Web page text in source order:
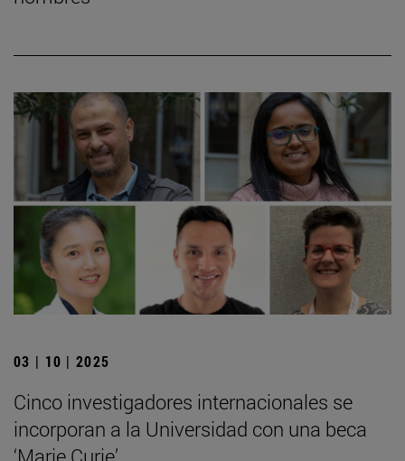
03 | 10 | 2025
Cinco investigadores internacionales se
incorporan a la Universidad con una beca